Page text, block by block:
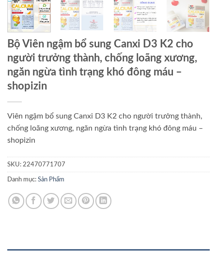
Bộ Viên ngậm bổ sung Canxi D3 K2 cho
người trưởng thành, chống loãng xương,
ngăn ngừa tình trạng khó đông máu –
shopizin
Viên ngậm bổ sung Canxi D3 K2 cho người trưởng thành,
chống loãng xương, ngăn ngừa tình trạng khó đông máu –
shopizin
SKU: 22470771707
Danh mục: Sản Phẩm